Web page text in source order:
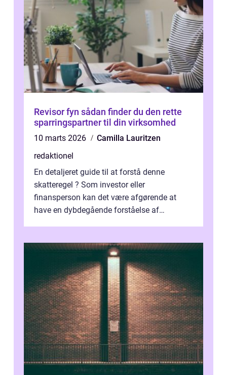
Revisor fyn sådan finder du den rette
sparringspartner til din virksomhed
10 marts 2026
Camilla Lauritzen
redaktionel
En detaljeret guide til at forstå denne
skatteregel ? Som investor eller
finansperson kan det være afgørende at
have en dybdegående forståelse af